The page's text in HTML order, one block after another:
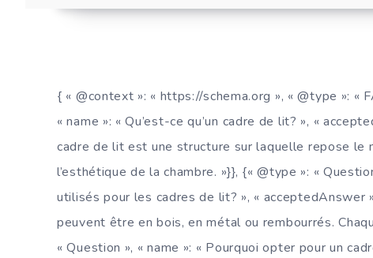
{ « @context »: « https://schema.org », « @type »: «
« name »: « Qu’est-ce qu’un cadre de lit? », «
cadre de lit est une structure sur laquelle repose
l’esthétique de la chambre. »}}, {« @type »: «
utilisés pour les cadres de lit? », « acceptedAnswer
peuvent être en bois, en métal ou rembourrés.
« Question », « name »: « Pourquoi opter pour un